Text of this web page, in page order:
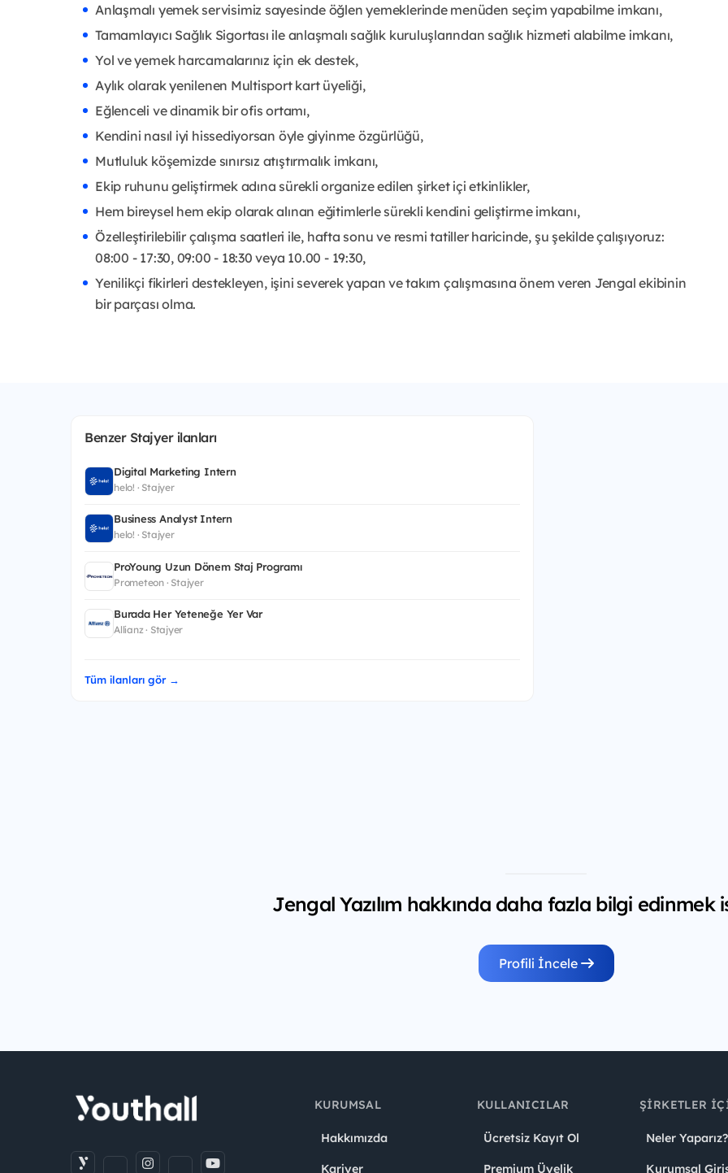
Anlaşmalı yemek servisimiz sayesinde öğlen yemeklerinde menüden seçim yapabilme imkanı,
Tamamlayıcı Sağlık Sigortası ile anlaşmalı sağlık kuruluşlarından sağlık hizmeti alabilme imkanı,
Yol ve yemek harcamalarınız için ek destek,
Aylık olarak yenilenen Multisport kart üyeliği,
Eğlenceli ve dinamik bir ofis ortamı,
Kendini nasıl iyi hissediyorsan öyle giyinme özgürlüğü,
Mutluluk köşemizde sınırsız atıştırmalık imkanı,
Ekip ruhunu geliştirmek adına sürekli organize edilen şirket içi etkinlikler,
Hem bireysel hem ekip olarak alınan eğitimlerle sürekli kendini geliştirme imkanı,
Özelleştirilebilir çalışma saatleri ile, hafta sonu ve resmi tatiller haricinde, şu şekilde çalışıyoruz:
08:00 - 17:30, 09:00 - 18:30 veya 10.00 - 19:30,
Yenilikçi fikirleri destekleyen, işini severek yapan ve takım çalışmasına önem veren Jengal ekibinin
bir parçası olma.
Benzer Stajyer ilanları
Digital Marketing Intern
helo! · Stajyer
Business Analyst Intern
helo! · Stajyer
ProYoung Uzun Dönem Staj Programı
Prometeon · Stajyer
Burada Her Yeteneğe Yer Var
Allianz · Stajyer
Tüm ilanları gör →
Jengal Yazılım hakkında daha fazla bilgi edinmek
Profili İncele
KURUMSAL
Hakkımızda
Kariyer
KULLANICILAR
Ücretsiz Kayıt Ol
Premium Üyelik
ŞIRKETLER
Neler Yaparız?
Kurumsal